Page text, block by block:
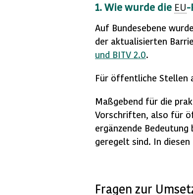
1. Wie wurde die EU-
Auf Bundesebene
der aktualisierten
und BITV 2.0.
Für öffentliche Stellen
Maßgebend für die
Vorschriften, also für
ergänzende
geregelt sind. In
Fragen zur